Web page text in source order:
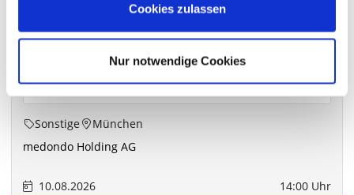
Cookies zulassen
Nur notwendige Cookies
Sonstige
München
medondo Holding AG
10.08.2026 14:00 Uhr